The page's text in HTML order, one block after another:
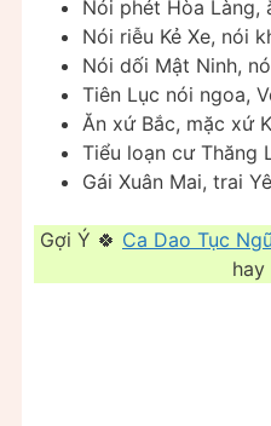
Nói phét Hòa Làng,
Nói riễu Kẻ Xe, nói
Nói dối Mật Ninh,
Tiên Lục nói ngoa,
Ăn xứ Bắc, mặc xứ
Tiểu loạn cư Thăng
Gái Xuân Mai, trai
Gợi Ý 🍀 Ca Dao Tục
hay